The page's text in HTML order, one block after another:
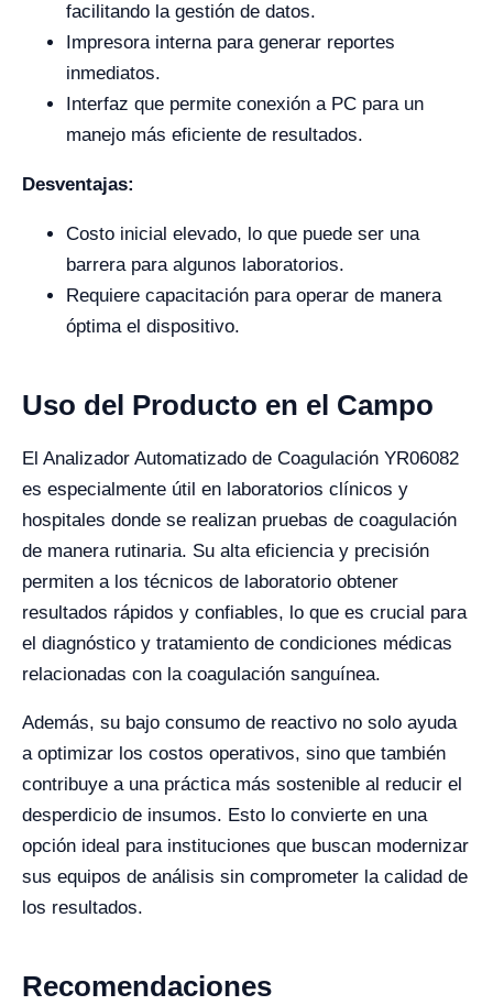
facilitando la gestión de datos.
Impresora interna para generar reportes
inmediatos.
Interfaz que permite conexión a PC para un
manejo más eficiente de resultados.
Desventajas:
Costo inicial elevado, lo que puede ser una
barrera para algunos laboratorios.
Requiere capacitación para operar de manera
óptima el dispositivo.
Uso del Producto en el Campo
El Analizador Automatizado de Coagulación YR06082
es especialmente útil en laboratorios clínicos y
hospitales donde se realizan pruebas de coagulación
de manera rutinaria. Su alta eficiencia y precisión
permiten a los técnicos de laboratorio obtener
resultados rápidos y confiables, lo que es crucial para
el diagnóstico y tratamiento de condiciones médicas
relacionadas con la coagulación sanguínea.
Además, su bajo consumo de reactivo no solo ayuda
a optimizar los costos operativos, sino que también
contribuye a una práctica más sostenible al reducir el
desperdicio de insumos. Esto lo convierte en una
opción ideal para instituciones que buscan modernizar
sus equipos de análisis sin comprometer la calidad de
los resultados.
Recomendaciones